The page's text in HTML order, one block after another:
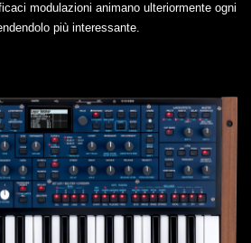
modulazioni animano ulteriormente ogni
più interessante.